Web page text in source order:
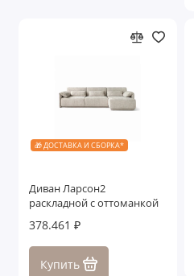
🎁 ДОСТАВКА И СБОРКА*
Диван Ларсон2
раскладной с оттоманкой
378.461 ₽
Купить